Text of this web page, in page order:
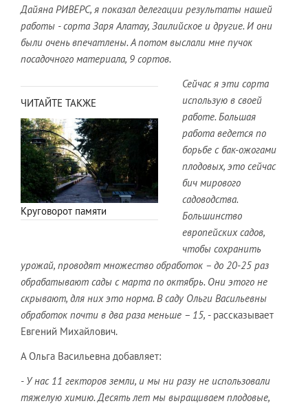
Дайяна РИВЕРС, я показал делегации результаты нашей
работы - сорта Заря Алатау, Заилийское и другие. И они
были очень впечатлены. А потом выслали мне пучок
посадочного материала, 9 сортов.
ЧИТАЙТЕ ТАКЖЕ
Круговорот памяти
Сейчас я эти сорта
использую в своей
работе. Большая
работа ведется по
борьбе с бак-ожогами
плодовых, это сейчас
бич мирового
садоводства.
Большинство
европейских садов,
чтобы сохранить
урожай, проводят множество обработок – до 20-25 раз
обрабатывают сады с марта по октябрь. Они этого не
скрывают, для них это норма. В саду Ольги Васильевны
обработок почти в два раза меньше – 15, - рассказывает
Евгений Михайлович.
А Ольга Васильевна добавляет:
- У нас 11 гекторов земли, и мы ни разу не использовали
тяжелую химию. Десять лет мы выращиваем плодовые,